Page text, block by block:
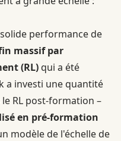
performance de
massif par
(RL)qui a été
a investi une quantité
RL post-formation –
en pré-formation
modèle de l'échelle de